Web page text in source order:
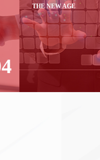
THE NEW AGE
NEW ERA OF